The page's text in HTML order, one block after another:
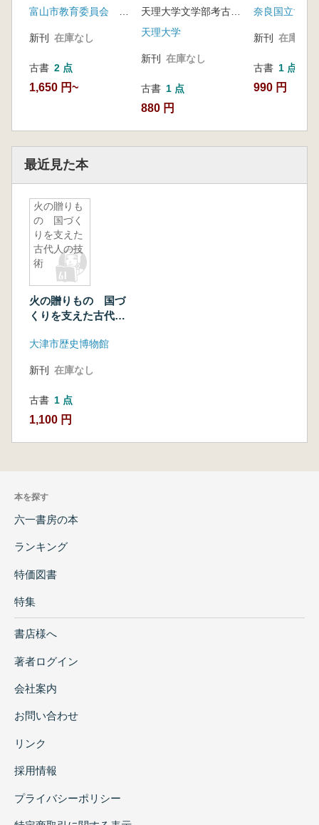
代
新刊 在庫なし
古書 2 点
1,650 円~
ラエルの古代遺跡
天理大学
新刊 在庫なし
古書 1 点
880 円
奈良国立博物
新刊 在庫なし
古書 1 点
990 円
最近見た本
火の贈りも
の 国づく
りを支えた
古代人の技
術
火の贈りもの 国づ
くりを支えた古代人
大津市歴史博物館
新刊 在庫なし
古書 1 点
1,100 円
本を探す
六一書房の本
ランキング
特価図書
特集
書店様へ
著者ログイン
会社案内
お問い合わせ
リンク
採用情報
プライバシーポリシー